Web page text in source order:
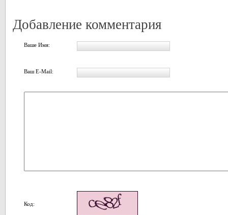
Добавление комментария
Ваше Имя:
Ваш E-Mail:
Код: